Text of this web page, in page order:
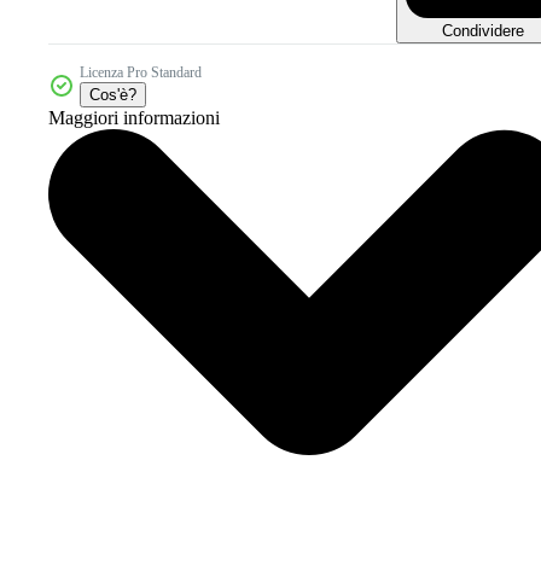
Condividere
Licenza Pro Standard
Cos'è?
Maggiori informazioni